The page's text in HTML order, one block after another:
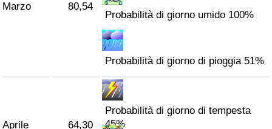
Marzo 80,54
Probabilità di giorno umido 100%
Probabilità di giorno di pioggia 51%
Aprile 64,30
Probabilità di giorno di tempesta
45%